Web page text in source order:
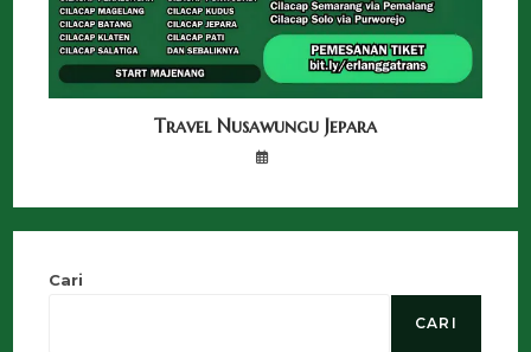
Travel Nusawungu Jepara
Cari
CARI